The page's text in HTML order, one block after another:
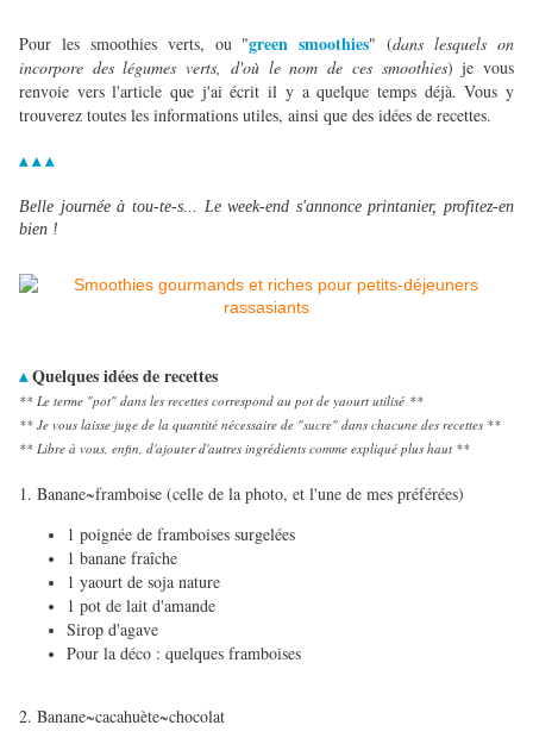
Pour les smoothies verts, ou "green smoothies" (dans lesquels on
incorpore des légumes verts, d'où le nom de ces smoothies) je vous
renvoie vers l'article que j'ai écrit il y a quelque temps déjà. Vous y
trouverez toutes les informations utiles, ainsi que des idées de recettes.
▴ ▴ ▴
Belle journée à tou-te-s... Le week-end s'annonce printanier, profitez-en
bien !
▴ Quelques idées de recettes
** Le terme "pot" dans les recettes correspond au pot de yaourt utilisé **
** Je vous laisse juge de la quantité nécessaire de "sucre" dans chacune des recettes **
** Libre à vous, enfin, d'ajouter d'autres ingrédients comme expliqué plus haut **
1. Banane~framboise (celle de la photo, et l'une de mes préférées)
1 poignée de framboises surgelées
1 banane fraîche
1 yaourt de soja nature
1 pot de lait d'amande
Sirop d'agave
Pour la déco : quelques framboises
2. Banane~cacahuète~chocolat